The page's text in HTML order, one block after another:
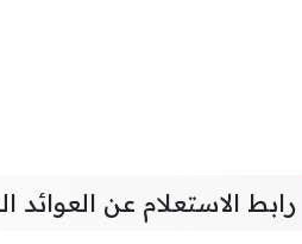
رابط الاستعلام عن العوائد